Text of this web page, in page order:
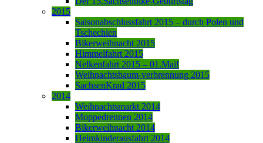
2015
Saisonabschlussfahrt 2015 – durch Polen und
Tschechien
Bikerweihnacht 2015
Himmelfahrt 2015
Nelkenfahrt 2015 – 01.Mai!
Weihnachtsbaum-verbrennung 2015
SachsenKrad 2015
2014
Weihnachtsmarkt 2014
Moppedrennen 2014
Bikerweihnacht 2014
Heimkinderausfahrt 2014